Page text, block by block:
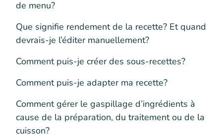
de menu?
Que signifie rendement de la recette? Et quand
devrais-je l’éditer manuellement?
Comment puis-je créer des sous-recettes?
Comment puis-je adapter ma recette?
Comment gérer le gaspillage d’ingrédients à
cause de la préparation, du traitement ou de la
cuisson?